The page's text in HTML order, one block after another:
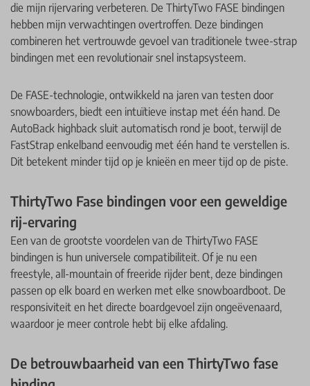
die mijn rijervaring verbeteren. De ThirtyTwo FASE bindingen
hebben mijn verwachtingen overtroffen. Deze bindingen
combineren het vertrouwde gevoel van traditionele twee-strap
bindingen met een revolutionair snel instapsysteem.
De FASE-technologie, ontwikkeld na jaren van testen door
snowboarders, biedt een intuïtieve instap met één hand. De
AutoBack highback sluit automatisch rond je boot, terwijl de
FastStrap enkelband eenvoudig met één hand te verstellen is.
Dit betekent minder tijd op je knieën en meer tijd op de piste.
ThirtyTwo Fase bindingen voor een geweldige
rij-ervaring
Een van de grootste voordelen van de ThirtyTwo FASE
bindingen is hun universele compatibiliteit. Of je nu een
freestyle, all-mountain of freeride rijder bent, deze bindingen
passen op elk board en werken met elke snowboardboot. De
responsiviteit en het directe boardgevoel zijn ongeëvenaard,
waardoor je meer controle hebt bij elke afdaling.
De betrouwbaarheid van een ThirtyTwo fase